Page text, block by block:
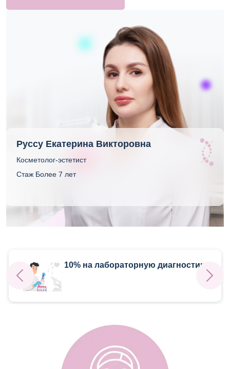
Руссу Екатерина Викторовна
Косметолог-эстетист
Стаж Более 7 лет
10% на лабораторную диагностику